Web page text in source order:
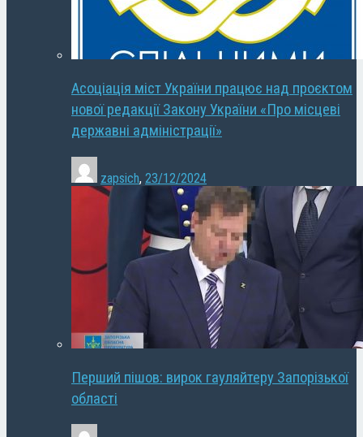
Асоціація міст України працює над проєктом
нової редакції Закону України «Про місцеві
державні адміністрації»
zapsich, 23/12/2024
Перший пішов: вирок гауляйтеру Запорізької
області